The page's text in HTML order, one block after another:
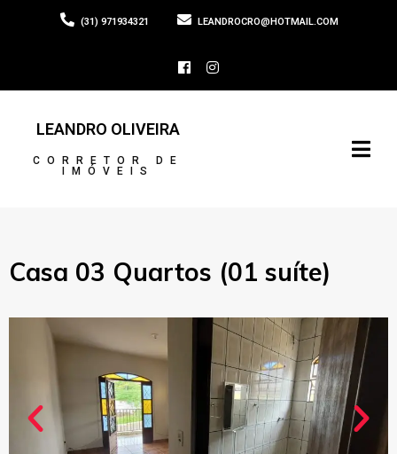
(31) 971934321 LEANDROCRO@HOTMAIL.COM
LEANDRO OLIVEIRA
CORRETOR DE
IMÓVEIS
Casa 03 Quartos (01 suíte)